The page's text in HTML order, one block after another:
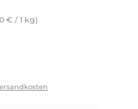
€ / 1 kg)
Preis: